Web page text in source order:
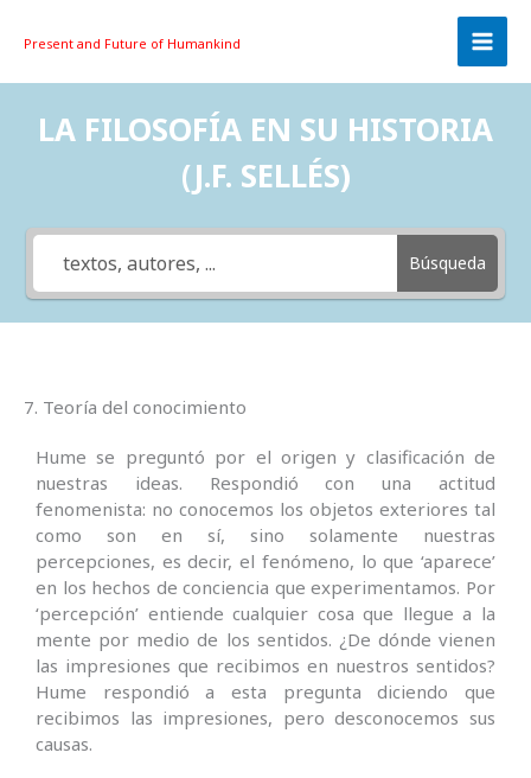
Present and Future of Humankind
LA FILOSOFÍA EN SU HISTORIA
(J.F. SELLÉS)
Búsqueda
7. Teoría del conocimiento
Hume se preguntó por el origen y clasificación de
nuestras ideas. Respondió con una actitud
fenomenista: no co­nocemos los objetos exteriores tal
como son en sí, sino so­lamente nuestras
percepciones, es decir, el fenómeno, lo que ‘aparece’
en los hechos de conciencia que experimentamos. Por
‘percepción’ entiende cualquier cosa que llegue a la
mente por medio de los sentidos. ¿De dónde vienen
las impresiones que recibimos en nuestros sentidos?
Hume respondió a esta pregunta diciendo que
recibimos las impresiones, pero desconocemos sus
causas.